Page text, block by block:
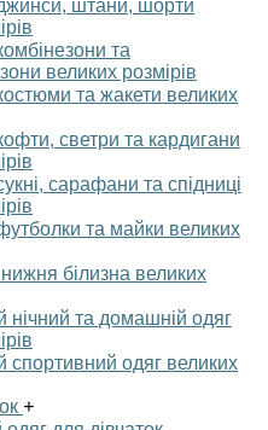
штани, шорти
та
великих розмірів
та жакети великих
светри та кардигани
сарафани та спідниці
та майки великих
білизна великих
та домашній одяг
одяг великих
+